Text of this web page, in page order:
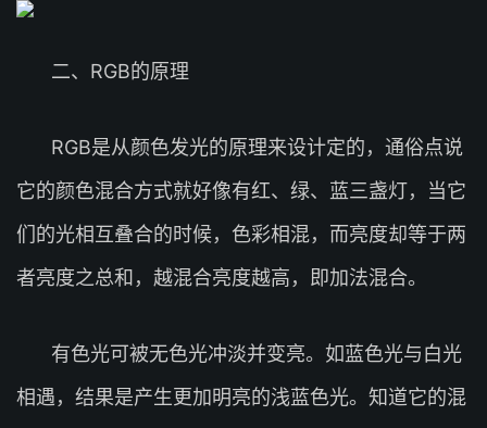
二、RGB的原理
RGB是从颜色发光的原理来设计定的，通俗点说
它的颜色混合方式就好像有红、绿、蓝三盏灯，当它
们的光相互叠合的时候，色彩相混，而亮度却等于两
者亮度之总和，越混合亮度越高，即加法混合。
有色光可被无色光冲淡并变亮。如蓝色光与白光
相遇，结果是产生更加明亮的浅蓝色光。知道它的混